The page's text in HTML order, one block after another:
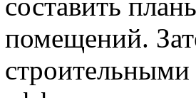
помещений.